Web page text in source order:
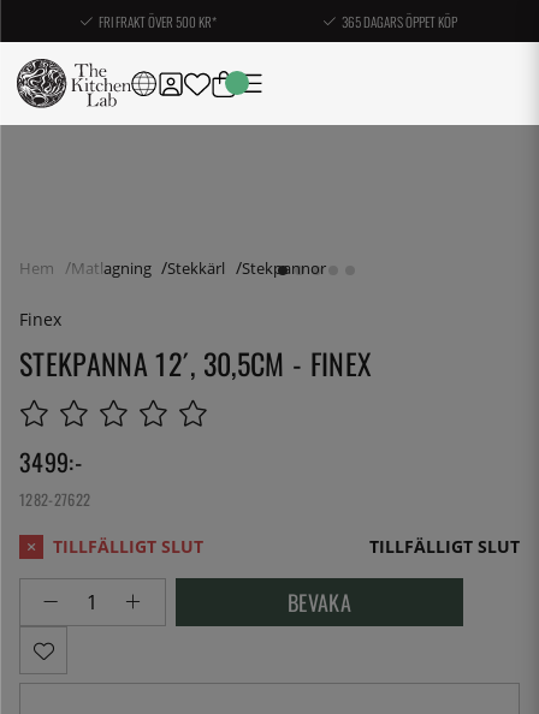
FRI FRAKT ÖVER 500 KR* 365 DAGARS ÖPPET KÖP
Hem Matlagning Stekkärl Stekpannor
Finex
STEKPANNA 12´, 30,5CM - FINEX
3499:-
1282-27622
TILLFÄLLIGT SLUT
BEVAKA